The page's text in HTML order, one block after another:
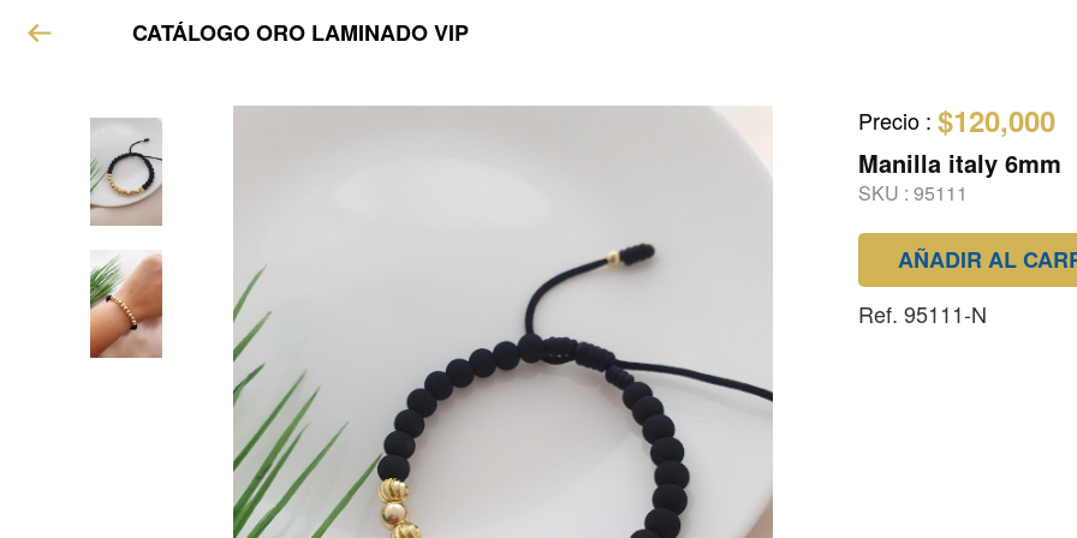
CATÁLOGO ORO LAMINADO VIP
Precio : $120,000
Manilla italy 6mm
SKU : 95111
AÑADIR AL
Ref. 95111-N